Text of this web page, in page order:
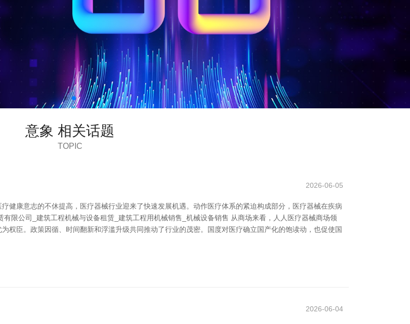
意象 相关话题
TOPIC
2026-06-05
健康意志的不休提高，医疗器械行业迎来了快速发展机遇。动作医疗体系的紧迫构成部分，医疗器械在疾病
限公司_建筑工程机械与设备租赁_建筑工程用机械销售_机械设备销售 从商场来看，人人医疗器械商场领
权臣。政策因循、时间翻新和浮滥升级共同推动了行业的茂密。国度对医疗确立国产化的饱读动，也促使国
2026-06-04